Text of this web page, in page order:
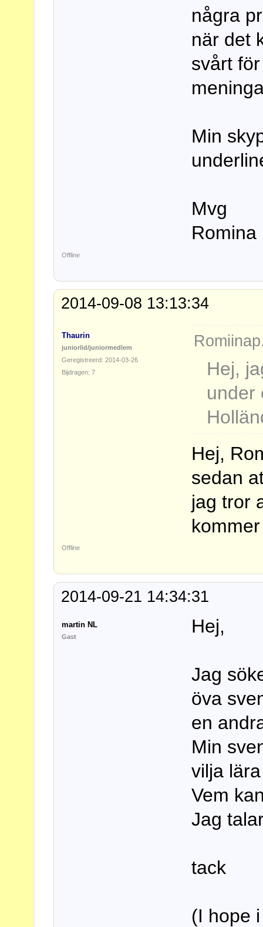
några
när det
svårt
Min
Mvg
Romina
Offline
2014-09-08 13:13:34
Thaurin
juniorlid/juniormedlem
Geregistreerd: 2014-03-26
Bijdragen: 7
Hej,
under
Hej,
sedan
jag tror
Offline
2014-09-21 14:34:31
martin NL
Gast Hej,
Jag
öva
en
Min
vilja
Vem
Jag
tack
(I hope